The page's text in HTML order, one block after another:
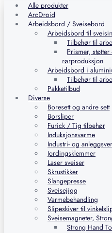
Alle produkter
ArcDroid
Arbeidsbord / Sveisebord
Arbeidsbord til
Tilbehør til
Prismer,
rørproduksjon
Arbeidsbord i
Tilbehør til
Pakketilbud
Diverse
Boresett og andre sett
Borsliper
Furick / Tig tilbehør
Induksjonsvarme
Industri- og
Jordingsklemmer
Laser sveiser
Skrustikker
Slangepresse
Sveisejigg
Varmebehandling
Slipeskiver til
Sveisemagneter,
Strong Hand